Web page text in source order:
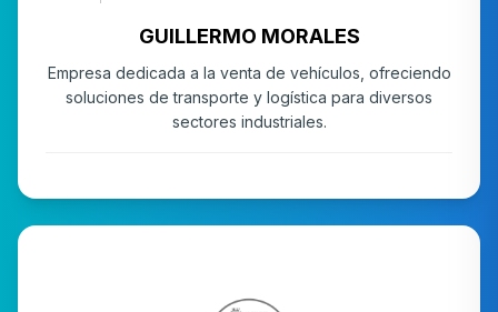
GUILLERMO MORALES
Empresa dedicada a la venta de vehículos, ofreciendo
soluciones de transporte y logística para diversos
sectores industriales.